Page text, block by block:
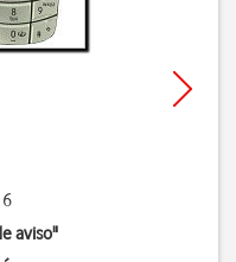
aviso"